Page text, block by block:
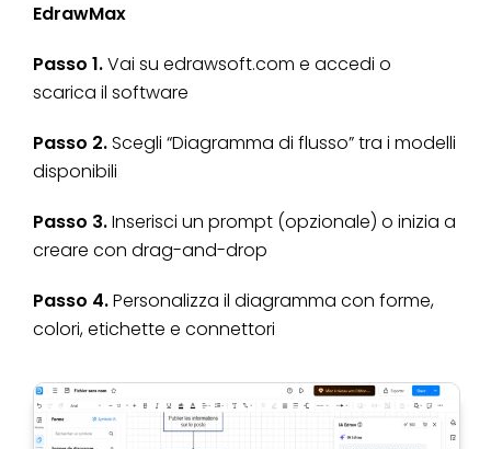
EdrawMax
Passo 1.Vai su edrawsoft.com e accedi o
scarica il software
Passo 2.Scegli “Diagramma di flusso” tra i modelli
disponibili
Passo 3.Inserisci un prompt (opzionale) o inizia a
creare con drag-and-drop
Passo 4.Personalizza il diagramma con forme,
colori, etichette e connettori